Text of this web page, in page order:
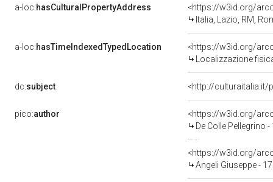
a-loc:hasCulturalPropertyAddress
<https://w3id.org/
Italia, Lazio, RM,
a-loc:hasTimeIndexedTypedLocation
<https://w3id.org/
Localizzazione
dc:subject <http://
pico:author
<https://w3id.org/
De Colle Pellegrino
<https://w3id.org/
Angeli Giuseppe -